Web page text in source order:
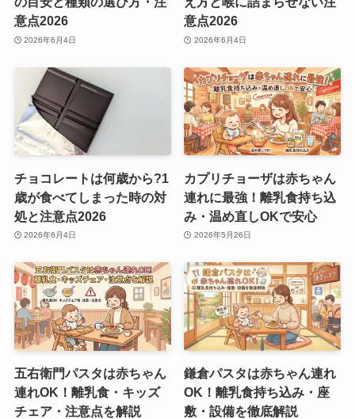
意点2026
2026年6月4日
意点2026
2026年6月4日
チョコレートは何歳から?1
歳が食べてしまった時の対
処と注意点2026
2026年6月4日
カプリチョーザは赤ちゃん
連れに最強！離乳食持ち込
み・温め直しOKで安心
2026年5月26日
五右衛門パスタは赤ちゃん
連れOK！離乳食・キッズ
チェア・注意点を解説
鎌倉パスタは赤ちゃん連れ
OK！離乳食持ち込み・座
敷・設備を徹底解説